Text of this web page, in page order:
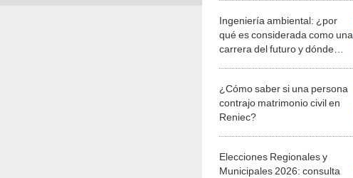
Ingeniería ambiental: ¿por
qué es considerada como una
carrera del futuro y dónde
¿Cómo saber si una persona
contrajo matrimonio civil en
Reniec?
Elecciones Regionales y
Municipales 2026: consulta